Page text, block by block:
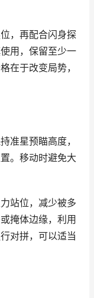
，再配合闪身探
用，保留至少一
在于改变局势，
准星预瞄高度，
。移动时避免大
站位，减少被多
掩体边缘，利用
对拼，可以适当